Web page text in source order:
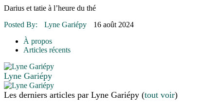
16 juillet 2026 | CULTURE
16 juillet 2026 | ENVIRONNEMENT
16 juillet 2026
Darius et tatie à l’heure du thé
Posted By:
Lyne Gariépy
16 août 2024
À propos
Articles récents
Lyne Gariépy
Les derniers articles par Lyne Gariépy (tout voir)